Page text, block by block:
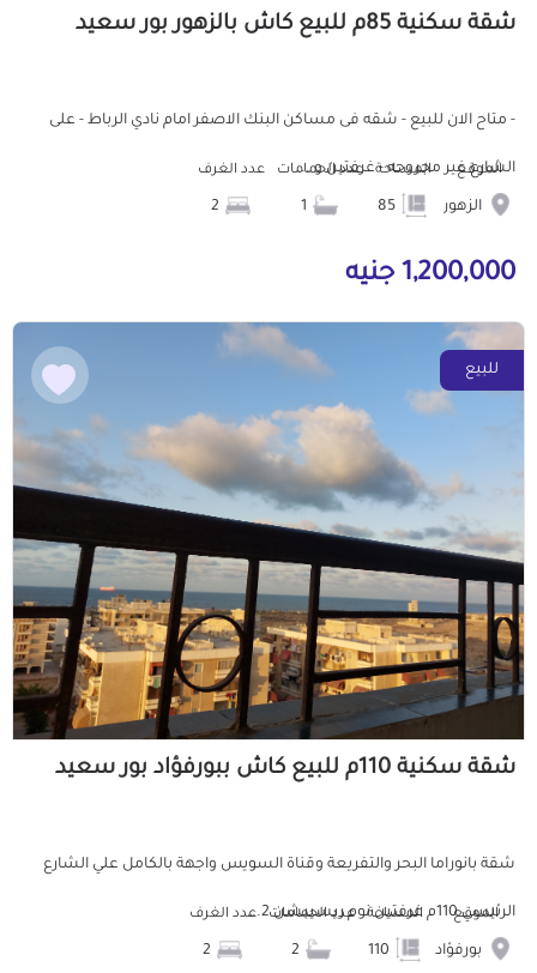
شقة سكنية 85م للبيع كاش بالزهور بور سعيد
- متاح الان للبيع - شقه فى مساكن البنك الاصفر امام نادي الرباط - على
الشارع غير مجروحه - غرفتين و ...
الموقع
الزهور
المساحة عدد الحمامات عدد الغرف
1,200,000 جنيه
للبيع
شقة سكنية 110م للبيع كاش ببورفؤاد بور سعيد
شقة بانوراما البحر والتفريعة وقناة السويس واجهة بالكامل علي الشارع
الرئيسي 110م غرفتين نوم ريسيبشن 2...
الموقع
بورفؤاد
المساحة عدد الحمامات عدد الغرف